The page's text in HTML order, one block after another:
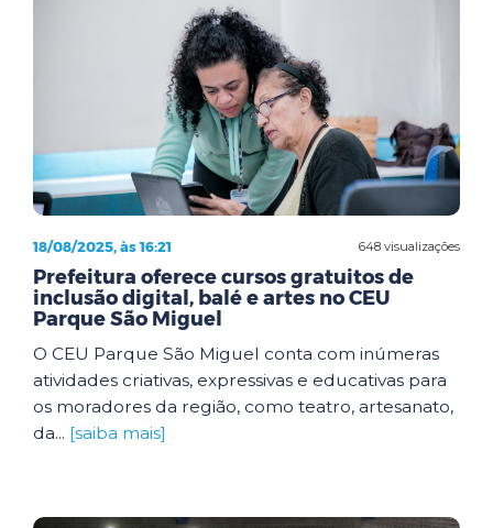
648 visualizações
18/08/2025, às 16:21
Prefeitura oferece cursos gratuitos de
inclusão digital, balé e artes no CEU
Parque São Miguel
O CEU Parque São Miguel conta com inúmeras
atividades criativas, expressivas e educativas para
os moradores da região, como teatro, artesanato,
da... [saiba mais]